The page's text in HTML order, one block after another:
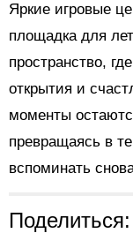
Яркие игровые
площадка для
пространство,
открытия и
моменты
превращаясь в
вспоминать
Поделиться: